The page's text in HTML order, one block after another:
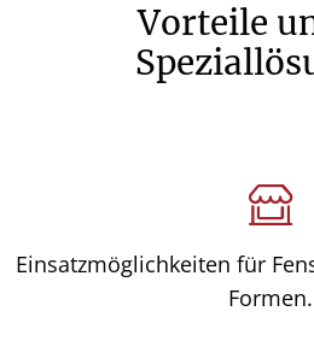
Vorteile
Einsatzmöglichkeiten für
Formen.